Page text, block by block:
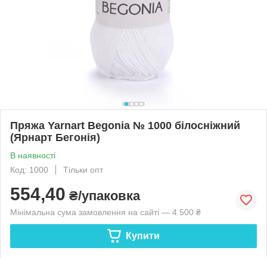
Пряжа Yarnart Begonia № 1000 білосніжний
(Ярнарт Бегонія)
В наявності
Код: 1000
Тільки опт
554,40 ₴/упаковка
Мінімальна сума замовлення на сайті — 4 500 ₴
Купити